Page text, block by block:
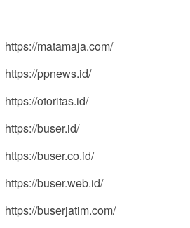
https://matamaja.com/
https://ppnews.id/
https://otoritas.id/
https://buser.id/
https://buser.co.id/
https://buser.web.id/
https://buserjatim.com/